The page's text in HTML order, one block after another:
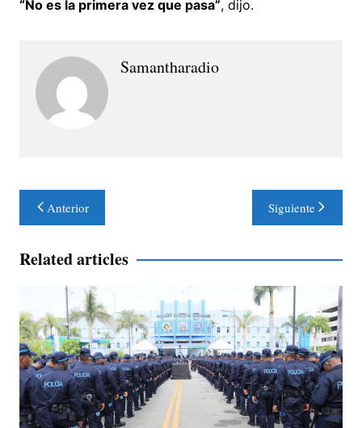
“No es la primera vez que pasa”, dijo.
Samantharadio
Navegación
de
entradas
Anterior Siguiente
Related articles